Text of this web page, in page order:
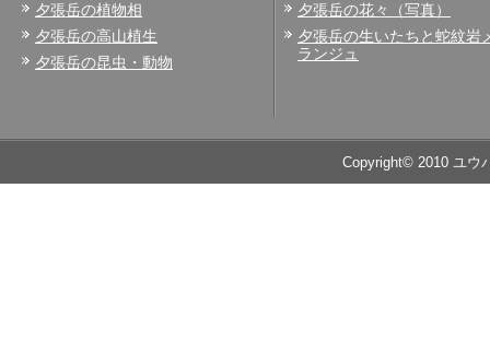
夕張岳の植物相
夕張岳の高山植生
夕張岳の昆虫・動物
夕張岳の花々（写真）
夕張岳の生いたちと蛇紋岩
ランジュ
Copyright© 2010 ユウ